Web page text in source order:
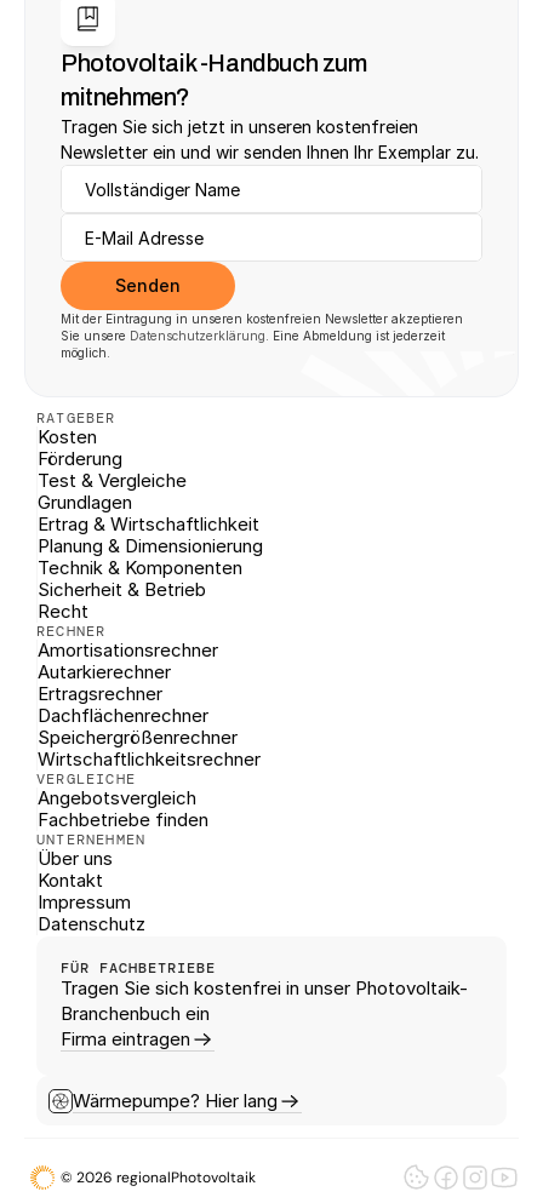
Photovoltaik -Handbuch zum
mitnehmen?
Tragen Sie sich jetzt in unseren kostenfreien
Newsletter ein und wir senden Ihnen Ihr Exemplar zu.
Senden
Mit der Eintragung in unseren kostenfreien Newsletter akzeptieren
Sie unsere Datenschutzerklärung . Eine Abmeldung ist jederzeit
möglich.
RATGEBER
Kosten
Förderung
Test & Vergleiche
Grundlagen
Ertrag & Wirtschaftlichkeit
Planung & Dimensionierung
Technik & Komponenten
Sicherheit & Betrieb
Recht
RECHNER
Amortisationsrechner
Autarkierechner
Ertragsrechner
Dachflächenrechner
Speichergrößenrechner
Wirtschaftlichkeitsrechner
VERGLEICHE
Angebotsvergleich
Fachbetriebe finden
UNTERNEHMEN
Über uns
Kontakt
Impressum
Datenschutz
FÜR FACHBETRIEBE
Tragen Sie sich kostenfrei in unser Photovoltaik-
Branchenbuch ein
Firma eintragen
Wärmepumpe? Hier lang
© 2026 regionalPhotovoltaik